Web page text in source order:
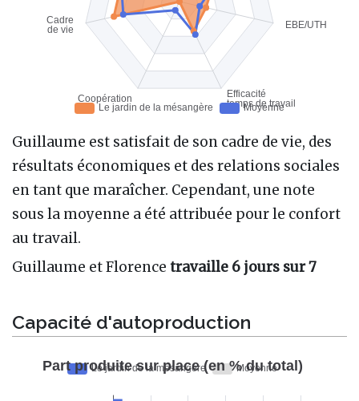
Guillaume est satisfait de son cadre de vie, des
résultats économiques et des relations sociales
en tant que maraîcher. Cependant, une note
sous la moyenne a été attribuée pour le confort
au travail.
Guillaume et Florence travaille 6 jours sur 7
Capacité d'autoproduction